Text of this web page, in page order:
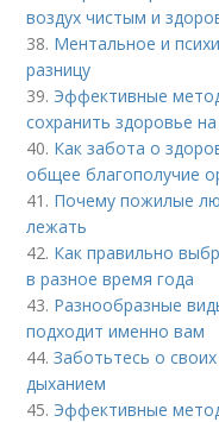
воздух чистым и
38. Ментальное и
разницу
39. Эффективные
сохранить здоровье
40. Как забота о
общее благополучие
41. Почему пожилые
лежать
42. Как правильно
в разное время года
43. Разнообразные
подходит именно вам
44.Заботьтесь о
дыханием
45. Эффективные